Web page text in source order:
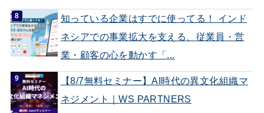
知っている企業はすでに使ってる！ インド
ネシアでの事業拡大を支える、従業員・営
業・顧客の心を動かす「...
【8/7無料セミナー】AI時代の異文化組織マ
ネジメント｜WS PARTNERS